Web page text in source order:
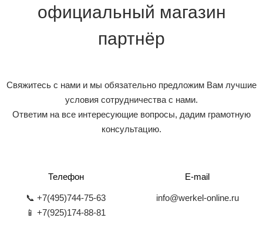
официальный магазин
партнёр
Свяжитесь с нами и мы обязательно предложим Вам лучшие
условия сотрудничества с нами.
Ответим на все интересующие вопросы, дадим грамотную
консультацию.
Телефон
📞 +7(495)744-75-63
📱 +7(925)174-88-81
E-mail
info@werkel-online.ru